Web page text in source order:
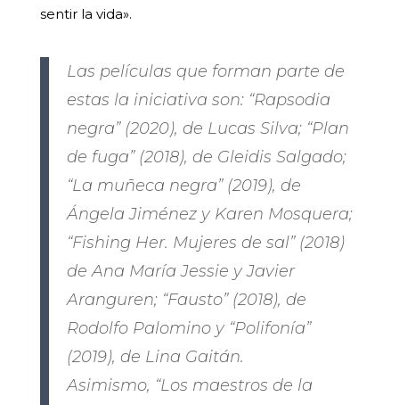
sentir la vida».
Las películas que forman parte de
estas la iniciativa son: “Rapsodia
negra” (2020), de Lucas Silva; “Plan
de fuga” (2018), de Gleidis Salgado;
“La muñeca negra” (2019), de
Ángela Jiménez y Karen Mosquera;
“Fishing Her. Mujeres de sal” (2018)
de Ana María Jessie y Javier
Aranguren; “Fausto” (2018), de
Rodolfo Palomino y “Polifonía”
(2019), de Lina Gaitán.
Asimismo, “Los maestros de la